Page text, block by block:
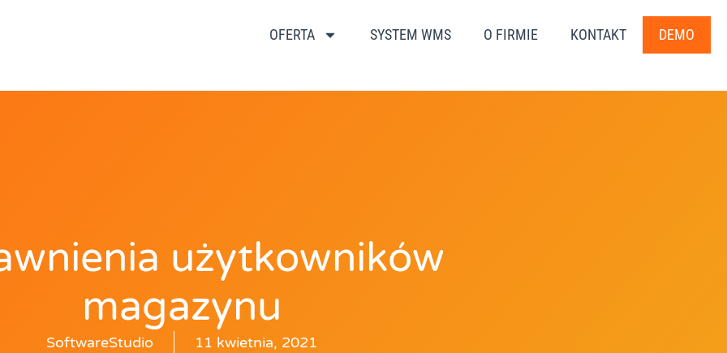
OFERTA SYSTEM WMS O FIRMIE KONTAKT DEMO
użytkowników
magazynu
SoftwareStudio 11 kwietnia, 2021